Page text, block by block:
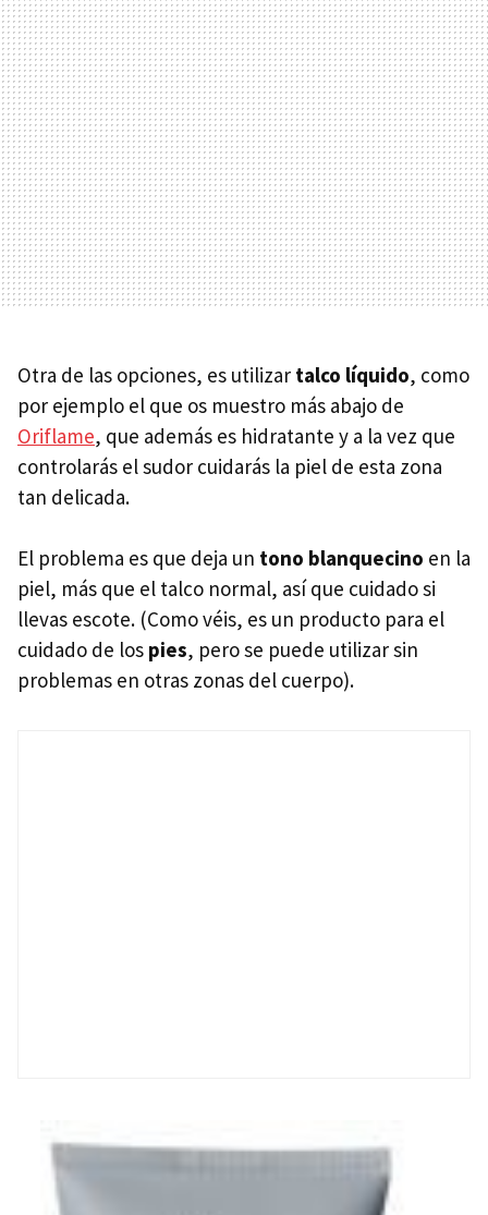
Otra de las opciones, es utilizar talco líquido, como
por ejemplo el que os muestro más abajo de
Oriflame, que además es hidratante y a la vez que
controlarás el sudor cuidarás la piel de esta zona
tan delicada.
El problema es que deja un tono blanquecino en la
piel, más que el talco normal, así que cuidado si
llevas escote. (Como véis, es un producto para el
cuidado de los pies, pero se puede utilizar sin
problemas en otras zonas del cuerpo).